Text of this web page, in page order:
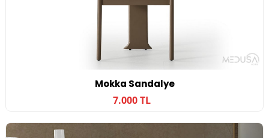
Mokka Sandalye
7.000 TL